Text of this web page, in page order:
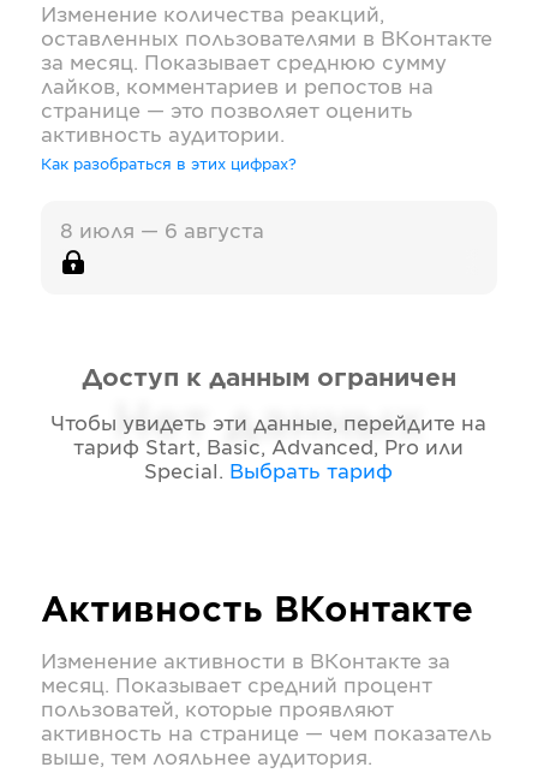
Изменение количества реакций,
оставленных пользователями в ВКонтакте
за месяц. Показывает среднюю сумму
лайков, комментариев и репостов на
странице — это позволяет оценить
активность аудитории.
Как разобраться в этих цифрах?
8 июля — 6 августа
Нет данных
Доступ к данным ограничен
Чтобы увидеть эти данные, перейдите на
тариф Start, Basic, Advanced, Pro или
Special . Выбрать тариф
Активность ВКонтакте
Изменение активности в ВКонтакте за
месяц. Показывает средний процент
пользоватей, которые проявляют
активность на странице — чем показатель
выше, тем лояльнее аудитория.